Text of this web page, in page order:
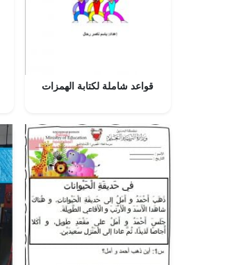
قواعد شاملة لكتابة الهمزات